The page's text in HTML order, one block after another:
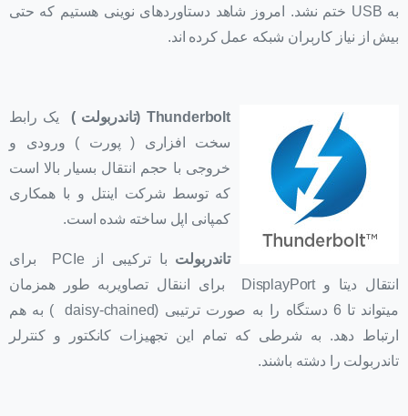
به USB ختم نشد. امروز شاهد دستاوردهای نوینی هستیم که حتی
بیش از نیاز کاربران شبکه عمل کرده اند.
Thunderbolt (تاندربولت )
یک رابط
سخت افزاری ( پورت ) ورودی و
خروجی با حجم انتقال بسیار بالا است
که توسط شرکت اینتل و با همکاری
کمپانی اپل ساخته شده است.
تاندربولت
با ترکیبی از PCIe برای
انتقال دیتا و DisplayPort برای اننقال تصاویربه طور همزمان
میتواند تا 6 دستگاه را به صورت ترتیبی (daisy-chained ) به هم
ارتباط دهد. به شرطی که تمام این تجهیزات کانکتور و کنترلر
تاندربولت را دشته باشند.